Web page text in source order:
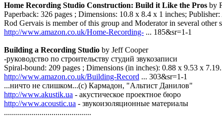
Home Recording Studio Construction: Build it Like the Pros by
Paperback: 326 pages ; Dimensions: 10.8 x 8.4 x 1 inches;
Rod Gervais is member of this group and Moderator in several other
http://www.amazon.co.uk/Home-Recording- ... 185&sr=1-1
Building a Recording Studio by Jeff Cooper
-руководство по строительству студий звукозаписи
Spiral-bound: 209 pages ; Dimensions (in inches): 0.88 x 9.53 x
http://www.amazon.co.uk/Building-Record ... 303&sr=1-1
...ничто не слишком...(с) Кармадон, "Альтист Данилов"
http://www.akustik.ua - акустическое проектное бюро
http://www.acoustic.ua - звукоизоляционные материалы
............................................